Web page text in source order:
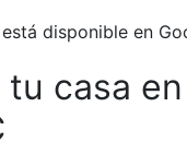
disponible en
casa